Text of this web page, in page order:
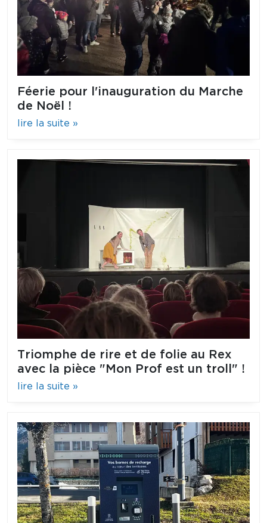
Féerie pour l'inauguration du Marche
de Noël !
lire la suite »
Triomphe de rire et de folie au Rex
avec la pièce "Mon Prof est un troll" !
lire la suite »